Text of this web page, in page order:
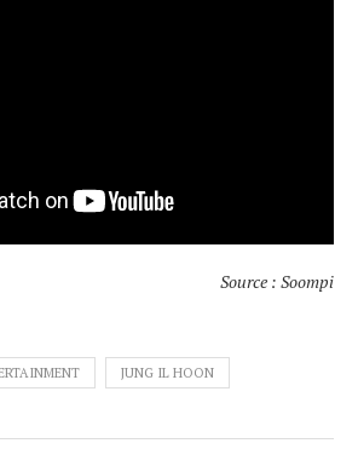
Source : Soompi
JUNG IL HOON